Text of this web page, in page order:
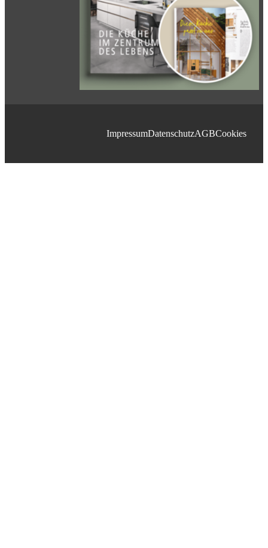
ImpressumDatenschutzAGBCookies